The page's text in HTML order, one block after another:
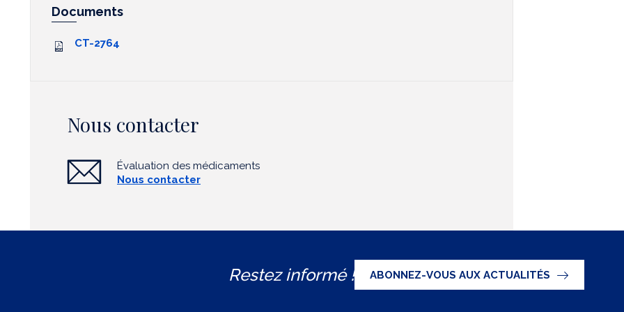
Documents
CT-2764
Nous contacter
Évaluation des médicaments
Nous contacter
Restez informé ! ABONNEZ-VOUS AUX ACTUALITÉS